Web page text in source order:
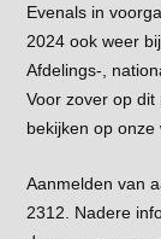
Evenals in
2024 ook weer
Afdelings-,
Voor zover op
bekijken op onze
Aanmelden van
2312. Nadere